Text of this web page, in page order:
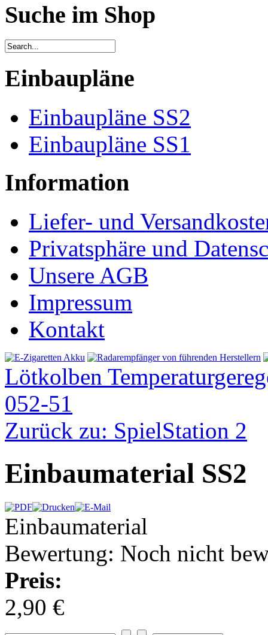
Suche im Shop
Einbaupläne
Einbaupläne SS2
Einbaupläne SS1
Information
Liefer- und
Privatsphäre und
Unsere AGB
Impressum
Kontakt
Lötkolben
052-51
Zurück zu: SpielStation 2
Einbaumaterial SS2
Einbaumaterial
Bewertung: Noch nicht
Preis:
2,90 €